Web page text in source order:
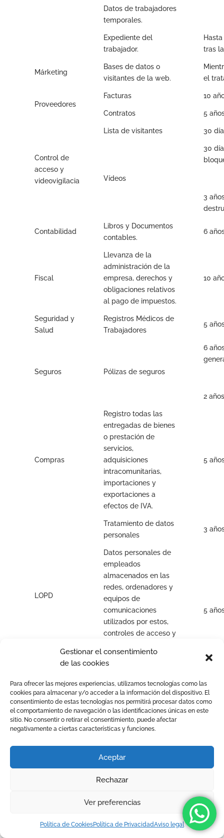
Gestionar el consentimiento
de las cookies
Para ofrecer las mejores experiencias, utilizamos tecnologías como las
cookies para almacenar y/o acceder a la información del dispositivo. El
consentimiento de estas tecnologías nos permitirá procesar datos como
el comportamiento de navegación o las identificaciones únicas en este
sitio. No consentir o retirar el consentimiento, puede afectar
negativamente a ciertas características y funciones.
Aceptar
Rechazar
Ver preferencias
Política de CookiesPolítica de PrivacidadAviso legal
Datos de trabajadores
temporales.
Expediente del
trabajador.
tras
Márketing
Bases de datos o
visitantes de la web.
el
Proveedores
Facturas 10
Contratos 5
Control de
acceso y
videovigilacia
Lista de visitantes 30
Vídeos
30
3
Contabilidad
Libros y Documentos
contables.
6
Fiscal
Llevanza de la
administración de la
empresa, derechos y
obligaciones relativos
al pago de impuestos.
10
Seguridad y
Salud
Registros Médicos de
Trabajadores
5
Seguros Pólizas de seguros
6
2
Compras
Registro todas las
entregadas de bienes
o prestación de
servicios,
adquisiciones
intracomunitarias,
importaciones y
exportaciones a
efectos de IVA.
5
LOPD
Tratamiento de datos
personales
3
Datos personales de
empleados
almacenados en las
redes, ordenadores y
equipos de
comunicaciones
utilizados por estos,
controles de acceso y
gestión/administración
internos
5